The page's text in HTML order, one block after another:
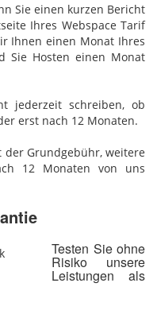
Sie einen kurzen Bericht
Ihres Webspace Tarif
Ihnen einen Monat Ihres
Sie Hosten einen Monat
jederzeit schreiben, ob
erst nach 12 Monaten.
Grundgebühr, weitere
12 Monaten von uns
Testen Sie ohne
Risiko unsere
Leistungen als